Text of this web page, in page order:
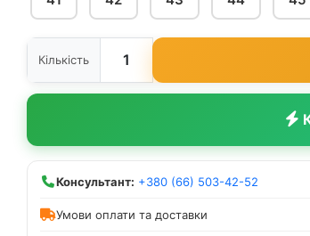
Кількість
Консультант: +380 (66) 503-42-52
Умови оплати та доставки